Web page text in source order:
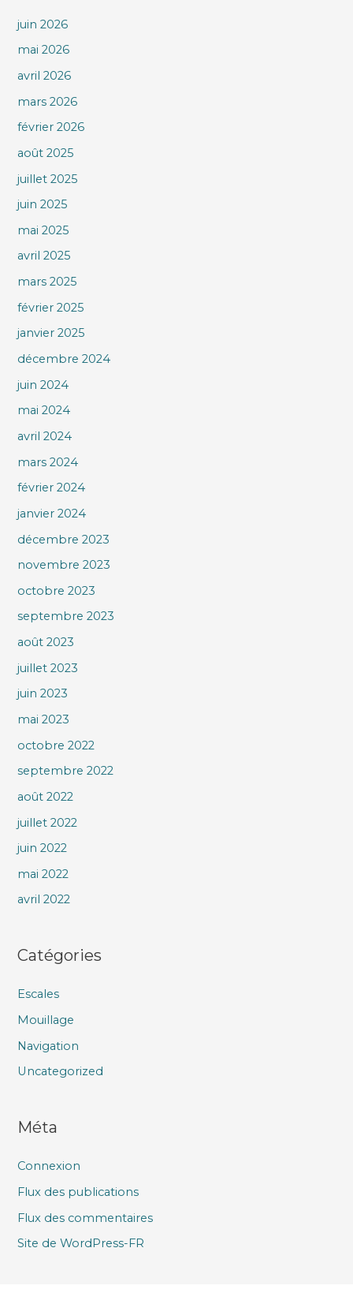
juin 2026
mai 2026
avril 2026
mars 2026
février 2026
août 2025
juillet 2025
juin 2025
mai 2025
avril 2025
mars 2025
février 2025
janvier 2025
décembre 2024
juin 2024
mai 2024
avril 2024
mars 2024
février 2024
janvier 2024
décembre 2023
novembre 2023
octobre 2023
septembre 2023
août 2023
juillet 2023
juin 2023
mai 2023
octobre 2022
septembre 2022
août 2022
juillet 2022
juin 2022
mai 2022
avril 2022
Catégories
Escales
Mouillage
Navigation
Uncategorized
Méta
Connexion
Flux des publications
Flux des commentaires
Site de WordPress-FR